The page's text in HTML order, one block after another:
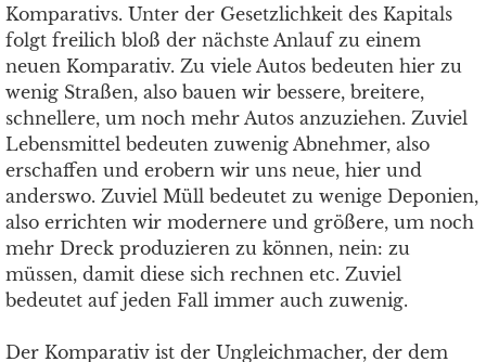
Komparativs. Unter der Gesetzlichkeit des Kapitals
folgt freilich bloß der nächste Anlauf zu einem
neuen Komparativ. Zu viele Autos bedeuten hier zu
wenig Straßen, also bauen wir bessere, breitere,
schnellere, um noch mehr Autos anzuziehen. Zuviel
Lebensmittel bedeuten zuwenig Abnehmer, also
erschaffen und erobern wir uns neue, hier und
anderswo. Zuviel Müll bedeutet zu wenige Deponien,
also errichten wir modernere und größere, um noch
mehr Dreck produzieren zu können, nein: zu
müssen, damit diese sich rechnen etc. Zuviel
bedeutet auf jeden Fall immer auch zuwenig.
Der Komparativ ist der Ungleichmacher, der dem